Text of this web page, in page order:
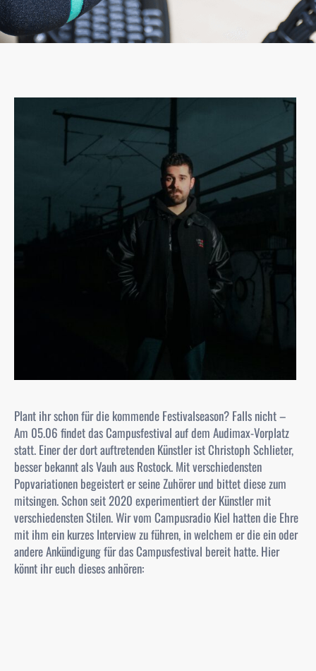
Plant ihr schon für die kommende Festivalseason? Falls nicht –
Am 05.06 findet das Campusfestival auf dem Audimax-Vorplatz
statt. Einer der dort auftretenden Künstler ist Christoph Schlieter,
besser bekannt als Vauh aus Rostock. Mit verschiedensten
Popvariationen begeistert er seine Zuhörer und bittet diese zum
mitsingen. Schon seit 2020 experimentiert der Künstler mit
verschiedensten Stilen. Wir vom Campusradio Kiel hatten die Ehre
mit ihm ein kurzes Interview zu führen, in welchem er die ein oder
andere Ankündigung für das Campusfestival bereit hatte. Hier
könnt ihr euch dieses anhören: